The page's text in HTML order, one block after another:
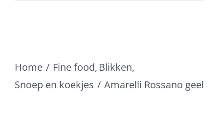
Home Fine food Blikken
Snoep en koekjes
Amarelli Rossano geel